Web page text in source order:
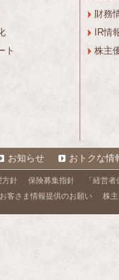
ト
財務
IR情
株主
お知らせ おトクな情
方針 保険募集指針
「経営
客さま情報提供のお願い 株